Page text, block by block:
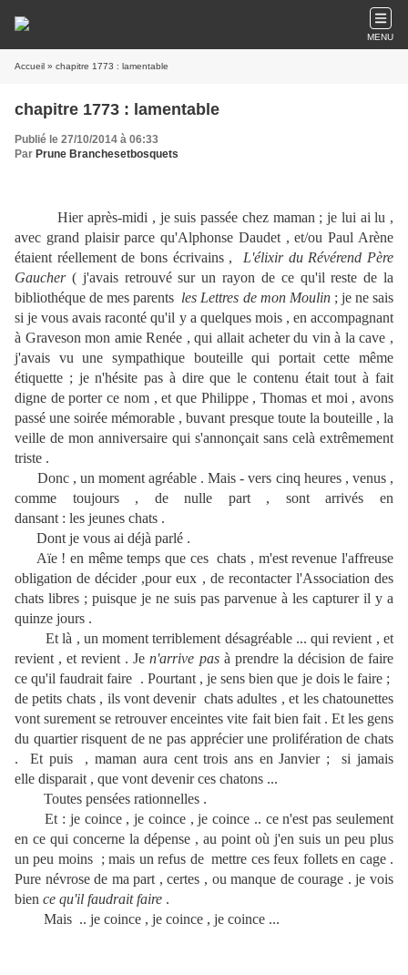
MENU
Accueil » chapitre 1773 : lamentable
chapitre 1773 : lamentable
Publié le 27/10/2014 à 06:33
Par Prune Branchesetbosquets
Hier après-midi , je suis passée chez maman ; je lui ai lu ,
avec grand plaisir parce qu'Alphonse Daudet , et/ou Paul Arène
étaient réellement de bons écrivains , L'élixir du Révérend Père
Gaucher( j'avais retrouvé sur un rayon de ce qu'il reste de la
bibliothéque de mes parents les Lettres de mon Moulin; je ne sais
si je vous avais raconté qu'il y a quelques mois , en accompagnant
à Graveson mon amie Renée , qui allait acheter du vin à la cave ,
j'avais vu une sympathique bouteille qui portait cette même
étiquette ; je n'hésite pas à dire que le contenu était tout à fait
digne de porter ce nom , et que Philippe , Thomas et moi , avons
passé une soirée mémorable , buvant presque toute la bouteille , la
veille de mon anniversaire qui s'annonçait sans celà extrêmement
triste .
Donc , un moment agréable . Mais - vers cinq heures , venus ,
comme toujours , de nulle part , sont arrivés en
dansant : les jeunes chats .
Dont je vous ai déjà parlé .
Aïe ! en même temps que ces chats , m'est revenue l'affreuse
obligation de décider ,pour eux , de recontacter l'Association des
chats libres ; puisque je ne suis pas parvenue à les capturer il y a
quinze jours .
Et là , un moment terriblement désagréable ... qui revient , et
revient , et revient . Jen'arrive pasà prendre la décision de faire
ce qu'il faudrait faire . Pourtant , je sens bien que je dois le faire ;
de petits chats , ils vont devenir chats adultes , et les chatounettes
vont surement se retrouver enceintes vite fait bien fait . Et les gens
du quartier risquent de ne pas apprécier une prolifération de chats
. Et puis , maman aura cent trois ans en Janvier ; si jamais
elle disparait , que vont devenir ces chatons ...
Toutes pensées rationnelles .
Et : je coince , je coince , je coince .. ce n'est pas seulement
en ce qui concerne la dépense , au point où j'en suis un peu plus
un peu moins ; mais un refus de mettre ces feux follets en cage .
Pure névrose de ma part , certes , ou manque de courage . je vois
bien ce qu'il faudrait faire .
Mais .. je coince , je coince , je coince ...